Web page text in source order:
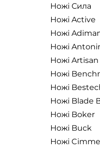
Ножі Сила
Ножі Active
Ножі
Ножі
Ножі Artisan
Ножі
Ножі
Ножі Blade
Ножі Boker
Ножі Buck
Ножі